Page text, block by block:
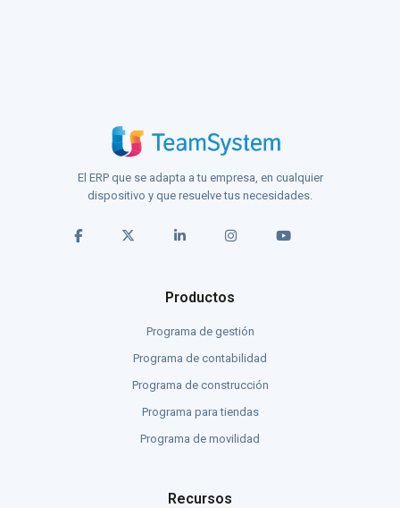
El ERP que se adapta a tu empresa, en cualquier
dispositivo y que resuelve tus necesidades.
Productos
Programa de gestión
Programa de contabilidad
Programa de construcción
Programa para tiendas
Programa de movilidad
Recursos